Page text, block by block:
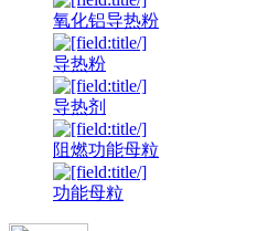
氧化铝导热粉
导热粉
导热剂
阻燃功能母粒
功能母粒